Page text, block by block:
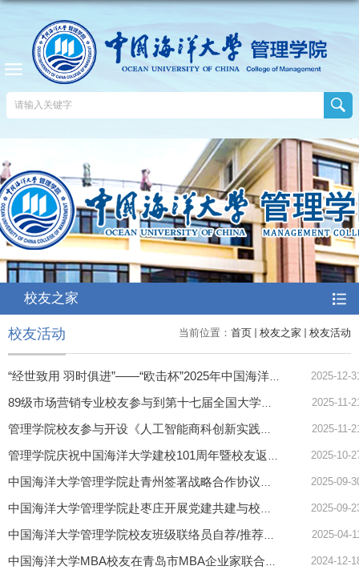
校友之家
当前位置： 首页 校友之家 校友活动
校友活动
2025-12-
2025-11-
2025-11-
2025-10-
2025-09-
2025-09-
2025-04-
2024-12-